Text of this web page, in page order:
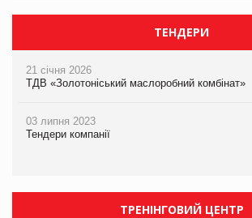
ТЕНДЕРИ
21 січня 2026
ТДВ «Золотоніський маслоробний комбінат»
03 липня 2023
Тендери компанії
ТРЕНІНГОВИЙ ЦЕНТР